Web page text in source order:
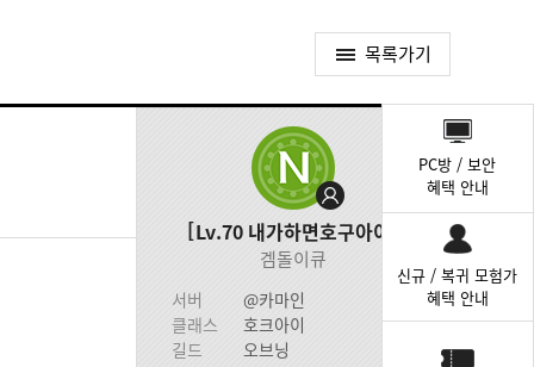
목록가기
Lv.70 내가하면호구아이
겜돌이큐
서버
@카마인
클래스
호크아이
길드
오브닝
PC방 / 보안
혜택 안내
신규 / 복귀 모험가
혜택 안내